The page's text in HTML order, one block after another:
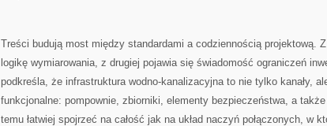
Treści budują most między standardami a codziennością projektową.
logikę wymiarowania, z drugiej pojawia się świadomość ograniczeń
podkreśla, że infrastruktura wodno-kanalizacyjna to nie tylko kanały,
funkcjonalne: pompownie, zbiorniki, elementy bezpieczeństwa, a
temu łatwiej spojrzeć na całość jak na układ naczyń połączonych, w